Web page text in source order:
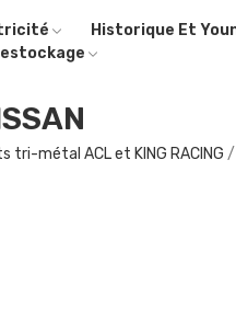
Historique Et
tri-métal ACL et KING RACING